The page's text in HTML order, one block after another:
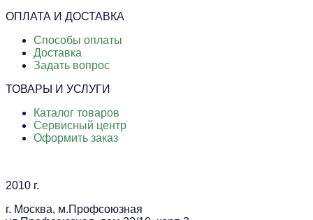
ОПЛАТА И ДОСТАВКА
Способы оплаты
Доставка
Задать вопрос
ТОВАРЫ И УСЛУГИ
Каталог товаров
Сервисный центр
Оформить заказ
2010 г.
г. Москва, м.Профсоюзная